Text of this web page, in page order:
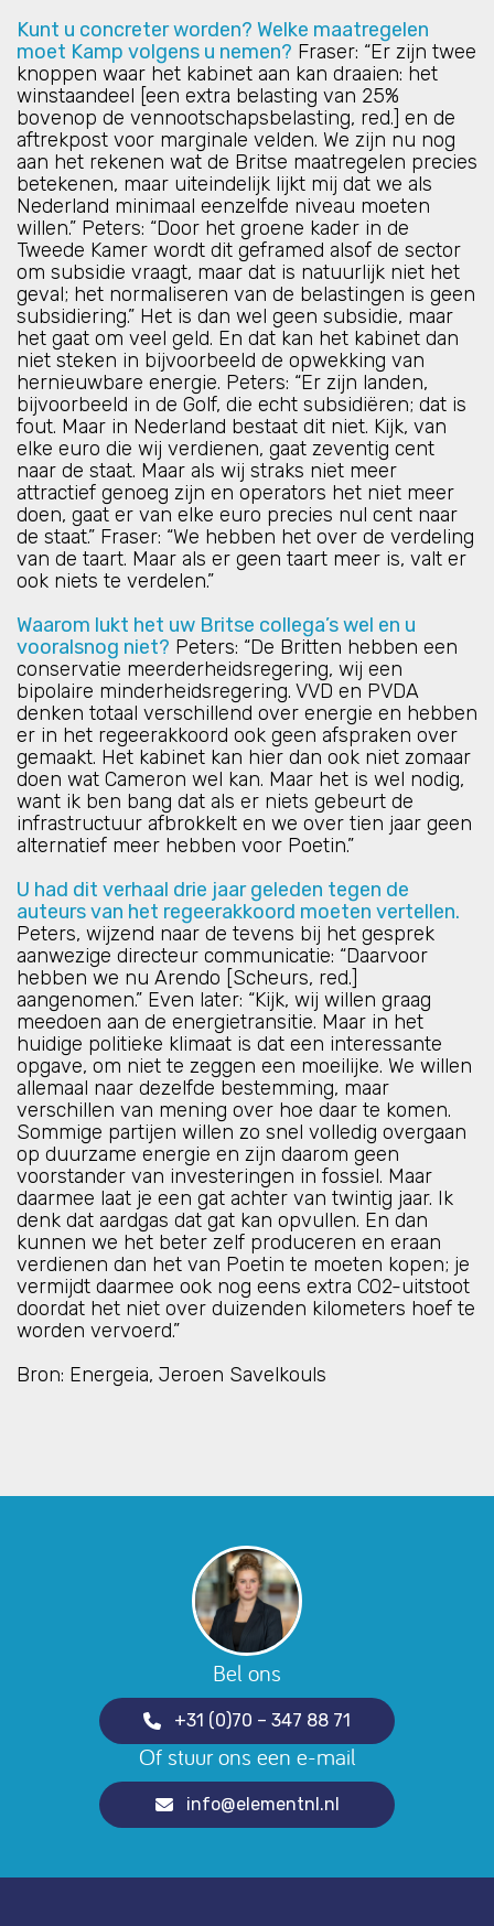
Kunt u concreter worden? Welke maatregelen
moet Kamp volgens u nemen? Fraser: “Er zijn twee
knoppen waar het kabinet aan kan draaien: het
winstaandeel [een extra belasting van 25%
bovenop de vennootschapsbelasting, red.] en de
aftrekpost voor marginale velden. We zijn nu nog
aan het rekenen wat de Britse maatregelen precies
betekenen, maar uiteindelijk lijkt mij dat we als
Nederland minimaal eenzelfde niveau moeten
willen.” Peters: “Door het groene kader in de
Tweede Kamer wordt dit geframed alsof de sector
om subsidie vraagt, maar dat is natuurlijk niet het
geval; het normaliseren van de belastingen is geen
subsidiering.” Het is dan wel geen subsidie, maar
het gaat om veel geld. En dat kan het kabinet dan
niet steken in bijvoorbeeld de opwekking van
hernieuwbare energie. Peters: “Er zijn landen,
bijvoorbeeld in de Golf, die echt subsidiëren; dat is
fout. Maar in Nederland bestaat dit niet. Kijk, van
elke euro die wij verdienen, gaat zeventig cent
naar de staat. Maar als wij straks niet meer
attractief genoeg zijn en operators het niet meer
doen, gaat er van elke euro precies nul cent naar
de staat.” Fraser: “We hebben het over de verdeling
van de taart. Maar als er geen taart meer is, valt er
ook niets te verdelen.”
Waarom lukt het uw Britse collega’s wel en u
vooralsnog niet? Peters: “De Britten hebben een
conservatie meerderheidsregering, wij een
bipolaire minderheidsregering. VVD en PVDA
denken totaal verschillend over energie en hebben
er in het regeerakkoord ook geen afspraken over
gemaakt. Het kabinet kan hier dan ook niet zomaar
doen wat Cameron wel kan. Maar het is wel nodig,
want ik ben bang dat als er niets gebeurt de
infrastructuur afbrokkelt en we over tien jaar geen
alternatief meer hebben voor Poetin.”
U had dit verhaal drie jaar geleden tegen de
auteurs van het regeerakkoord moeten vertellen.
Peters, wijzend naar de tevens bij het gesprek
aanwezige directeur communicatie: “Daarvoor
hebben we nu Arendo [Scheurs, red.]
aangenomen.” Even later: “Kijk, wij willen graag
meedoen aan de energietransitie. Maar in het
huidige politieke klimaat is dat een interessante
opgave, om niet te zeggen een moeilijke. We willen
allemaal naar dezelfde bestemming, maar
verschillen van mening over hoe daar te komen.
Sommige partijen willen zo snel volledig overgaan
op duurzame energie en zijn daarom geen
voorstander van investeringen in fossiel. Maar
daarmee laat je een gat achter van twintig jaar. Ik
denk dat aardgas dat gat kan opvullen. En dan
kunnen we het beter zelf produceren en eraan
verdienen dan het van Poetin te moeten kopen; je
vermijdt daarmee ook nog eens extra CO2-uitstoot
doordat het niet over duizenden kilometers hoef te
worden vervoerd.”
Bron: Energeia, Jeroen Savelkouls
Bel ons
+31 (0)70 – 347 88 71
Of stuur ons een e-mail
info@elementnl.nl